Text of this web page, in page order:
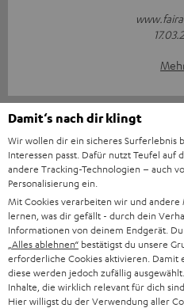
„… ein rundum
www.av-
Damit‘s nach dir klingt
Wir wollen dir ein sicheres Surferlebnis
Interessen passt. Dafür nutzt Teufel auf
andere Tracking-Technologien – auch
Personalisierung ein.
Mit Cookies verarbeiten wir und
lernen, was dir gefällt - durch dein
Informationen von deinem Endgerät.
„Alles ablehnen“ bestätigst du unsere
erforderliche Cookies aktivieren. Damit
diese werden jedoch zufällig
Inhalte, die wirklich relevant für dich
Hier willigst du der Verwendung aller